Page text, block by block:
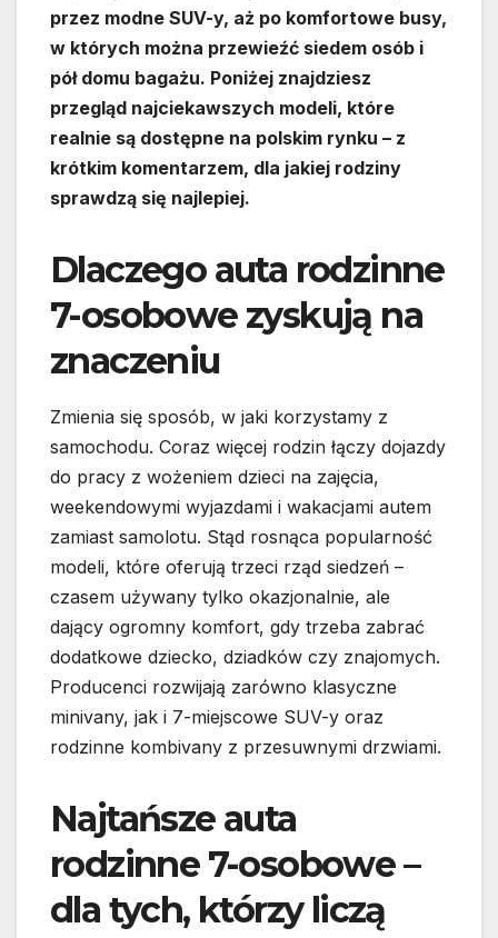
przez modne SUV-y, aż po komfortowe busy,
w których można przewieźć siedem osób i
pół domu bagażu. Poniżej znajdziesz
przegląd najciekawszych modeli, które
realnie są dostępne na polskim rynku – z
krótkim komentarzem, dla jakiej rodziny
sprawdzą się najlepiej.
Dlaczego auta rodzinne
7-osobowe zyskują na
znaczeniu
Zmienia się sposób, w jaki korzystamy z
samochodu. Coraz więcej rodzin łączy dojazdy
do pracy z wożeniem dzieci na zajęcia,
weekendowymi wyjazdami i wakacjami autem
zamiast samolotu. Stąd rosnąca popularność
modeli, które oferują trzeci rząd siedzeń –
czasem używany tylko okazjonalnie, ale
dający ogromny komfort, gdy trzeba zabrać
dodatkowe dziecko, dziadków czy znajomych.
Producenci rozwijają zarówno klasyczne
minivany, jak i 7-miejscowe SUV-y oraz
rodzinne kombivany z przesuwnymi drzwiami.
Najtańsze auta
rodzinne 7-osobowe –
dla tych, którzy liczą